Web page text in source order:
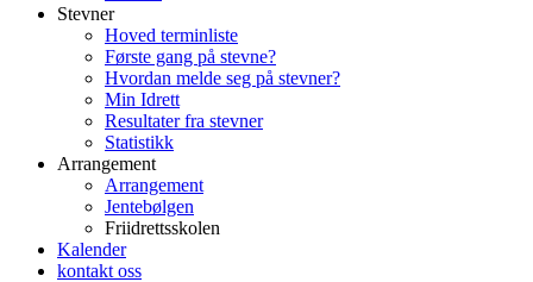
Stevner
Hoved terminliste
Første gang på stevne?
Hvordan melde seg på stevner?
Min Idrett
Resultater fra stevner
Statistikk
Arrangement
Arrangement
Jentebølgen
Friidrettsskolen
Kalender
kontakt oss